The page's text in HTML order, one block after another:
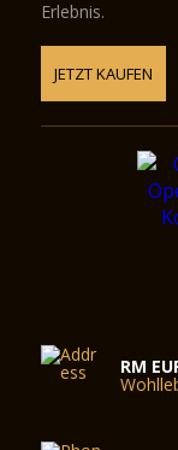
Erlebnis.
JETZT KAUFEN
RM